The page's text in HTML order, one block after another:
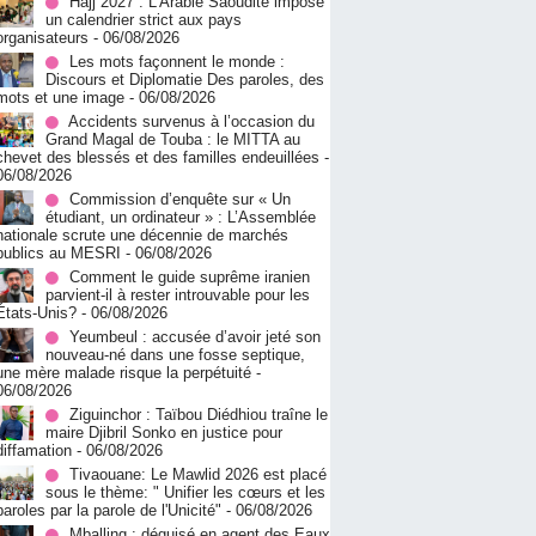
un calendrier strict aux pays
- 06/08/2026
Les mots façonnent le monde :
Discours et Diplomatie Des paroles, des
et une image - 06/08/2026
Accidents survenus à l’occasion du
Grand Magal de Touba : le MITTA au
des blessés et des familles endeuillées -
08/2026
Commission d’enquête sur « Un
étudiant, un ordinateur » : L’Assemblée
scrute une décennie de marchés
au MESRI - 06/08/2026
Comment le guide suprême iranien
parvient-il à rester introuvable pour les
Unis? - 06/08/2026
Yeumbeul : accusée d’avoir jeté son
nouveau-né dans une fosse septique,
mère malade risque la perpétuité -
08/2026
Ziguinchor : Taïbou Diédhiou traîne le
maire Djibril Sonko en justice pour
- 06/08/2026
Tivaouane: Le Mawlid 2026 est placé
sous le thème: " Unifier les cœurs et les
par la parole de l'Unicité" - 06/08/2026